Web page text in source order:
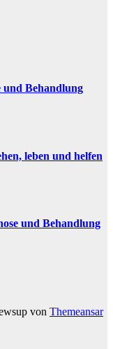
und Behandlung
leben und helfen
und Behandlung
von Themeansar